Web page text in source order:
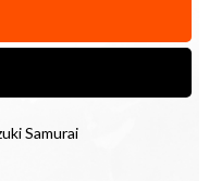
Samurai